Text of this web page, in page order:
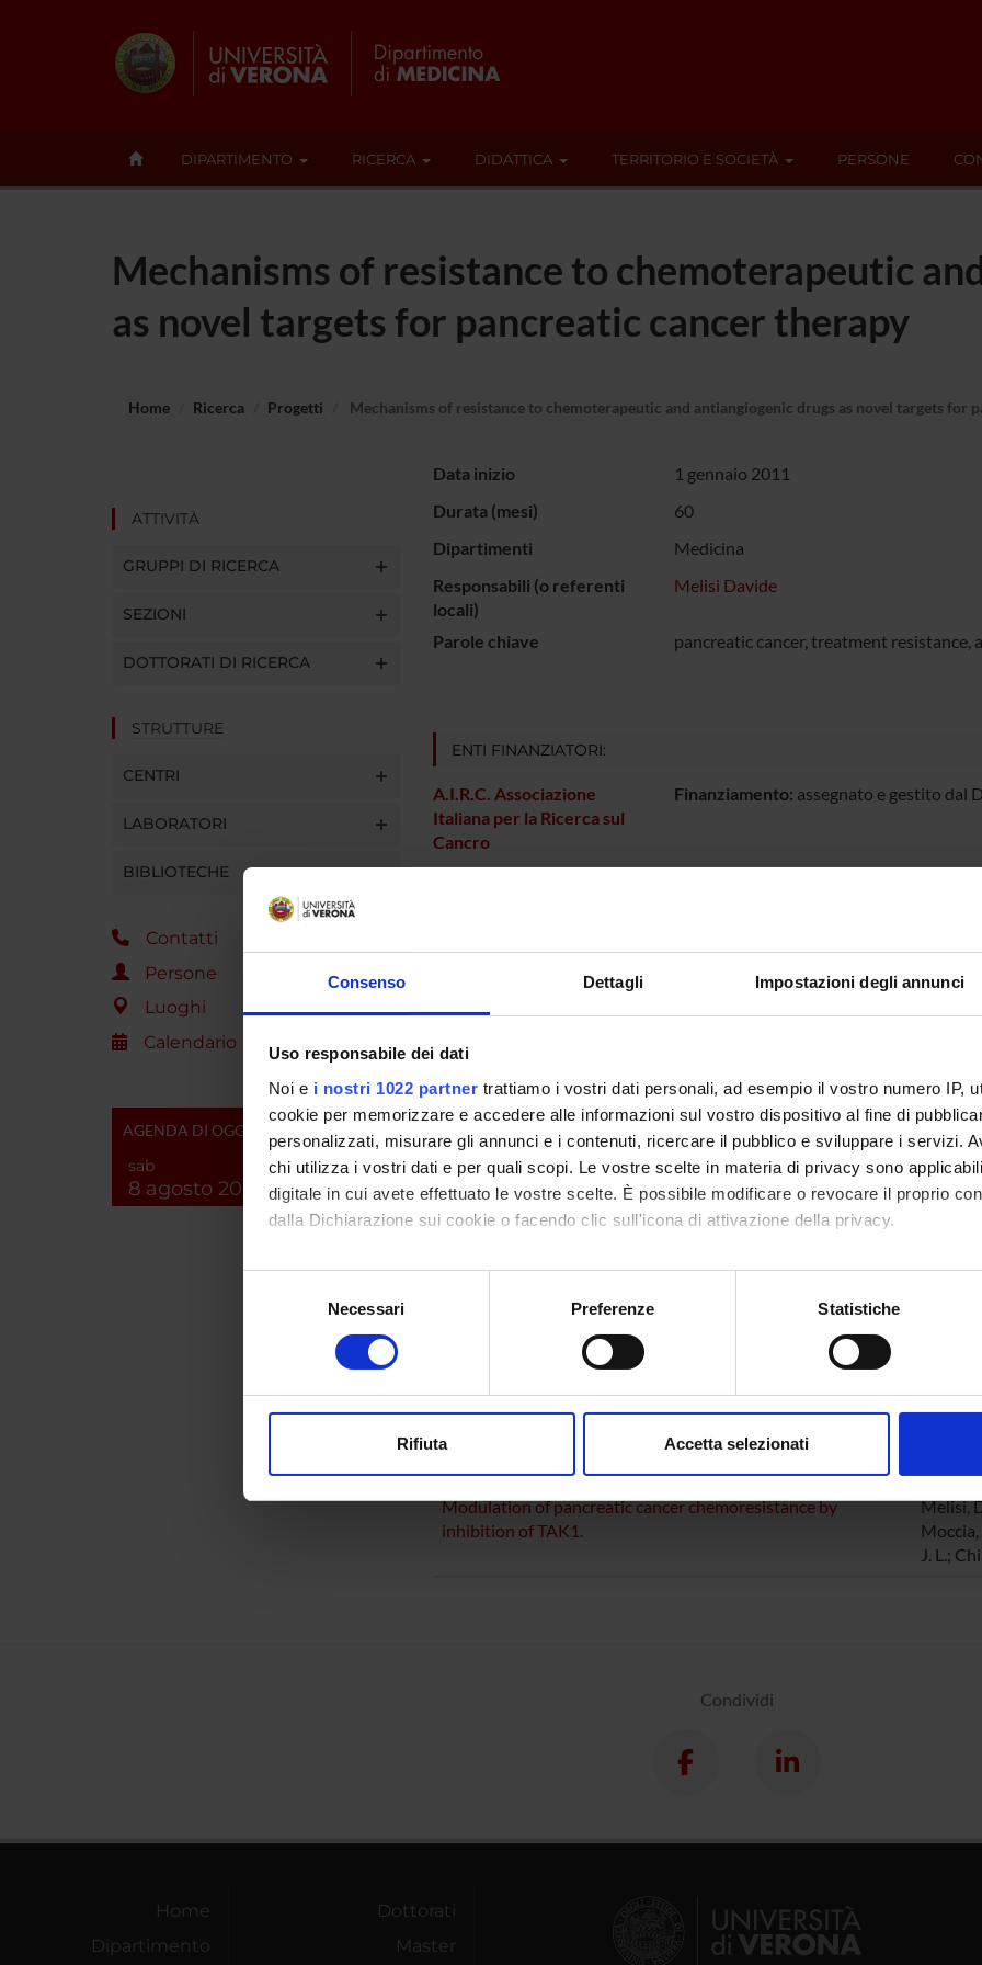
Consenso Dettagli Impostazioni degli annunci
Uso responsabile dei dati
Noi e i nostri 1022 partner trattiamo i vostri dati personali, ad esempio il vostro numero IP,
cookie per memorizzare e accedere alle informazioni sul vostro dispositivo al fine di
personalizzati, misurare gli annunci e i contenuti, ricercare il pubblico e sviluppare i servizi.
chi utilizza i vostri dati e per quali scopi. Le vostre scelte in materia di privacy sono
digitale in cui avete effettuato le vostre scelte. È possibile modificare o revocare il proprio
dalla Dichiarazione sui cookie o facendo clic sull'icona di attivazione della privacy.
Con il tuo consenso, vorremmo anche:
raccogliere informazioni sulla tua posizione geografica, con un'approssimazione di
digitali).
modificare o ritirare il tuo consenso in qualsiasi momento dalla Dichiarazione sui cookie.
di analisi dei dati web, pubblicità e social media, i quali potrebbero combinarle con altre
che hanno raccolto dal tuo utilizzo dei loro servizi.
Necessari Preferenze Statistiche
Rifiuta Accetta selezionati
DIPARTIMENTO RICERCA DIDATTICA TERRITORIO E SOCIETÀ PERSONE
Mechanisms of resistance to chemoterapeutic
as novel targets for pancreatic cancer therapy
Home Ricerca Progetti Mechanisms of resistance to chemoterapeutic and antiangiogenic drugs as novel targets for
ATTIVITÀ
GRUPPI DI RICERCA
SEZIONI
DOTTORATI DI RICERCA
STRUTTURE
CENTRI
LABORATORI
BIBLIOTECHE
Contatti
Persone
Luoghi
Calendario
AGENDA DI OGGI
sab
8 agosto 2026
Data inizio
1 gennaio 2011
Durata (mesi)
60
Dipartimenti
Medicina
Responsabili (o referenti
locali)
Melisi Davide
Parole chiave pancreatic cancer, treatment resistance,
ENTI FINANZIATORI:
A.I.R.C. Associazione
Italiana per la Ricerca sul
Cancro
Finanziamento: assegnato e gestito dal
SEZIONI
Oncologia Medica
PUBBLICAZIONI
TITOLO
AUTORI
proinflammatory factors that contribute to malignant
progression by inducing an EMT cell phenotype.
Emerging pathways and future targets for the molecular
therapy of pancreatic cancer.
F;
Modulation of pancreatic cancer chemoresistance by
inhibition of TAK1.
Melisi,
Moccia,
J. L.;
Condividi
Home
Dipartimento
Dottorati
Master